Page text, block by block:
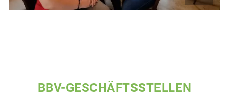
BBV-GESCHÄFTSSTELLEN